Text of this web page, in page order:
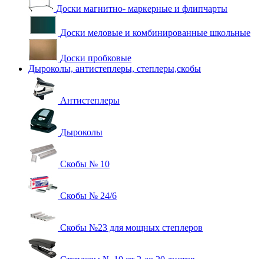
Доски магнитно- маркерные и флипчарты
Доски меловые и комбинированные школьные
Доски пробковые
Дыроколы, антистеплеры, степлеры,скобы
Антистеплеры
Дыроколы
Скобы № 10
Скобы № 24/6
Скобы №23 для мощных степлеров